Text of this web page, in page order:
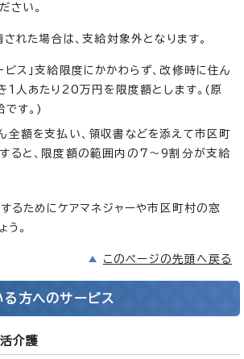
さい。
れた場合は、支給対象外となります。
ビス」支給限度にかかわらず、改修時に住ん
1人あたり20万円を限度額とします。(原
す。)
全額を支払い、領収書などを添えて市区町
ると、限度額の範囲内の7～9割分が支給
るためにケアマネジャーや市区町村の窓
う。
このページの先頭へ戻る
方へのサービス
介護